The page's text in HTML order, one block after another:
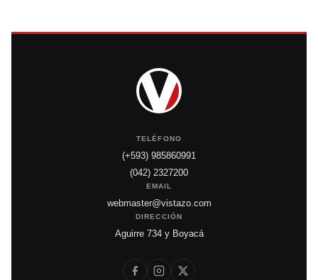
TELÉFONO
(+593) 985860991
(042) 2327200
EMAIL
webmaster@vistazo.com
DIRECCIÓN
Aguirre 734 y Boyacá